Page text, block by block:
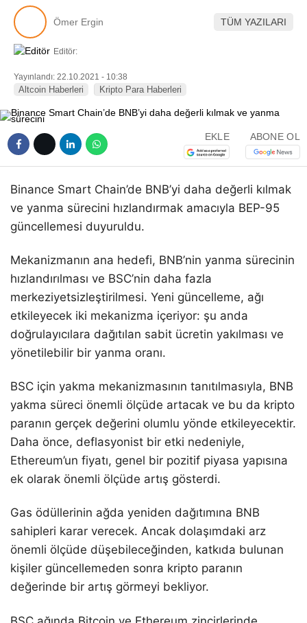
Ömer Ergin TÜM YAZILARI
Editör:
Yayınlandı: 22.10.2021 - 10:38
Altcoin Haberleri Kripto Para Haberleri
EKLE ABONE OL
Binance Smart Chain’de BNB’yi daha değerli kılmak
ve yanma sürecini hızlandırmak amacıyla BEP-95
güncellemesi duyuruldu.
Mekanizmanın ana hedefi, BNB’nin yanma sürecinin
hızlandırılması ve BSC’nin daha fazla
merkeziyetsizleştirilmesi. Yeni güncelleme, ağı
etkileyecek iki mekanizma içeriyor: şu anda
doğrulayıcılara dağıtılan sabit ücretin yakılması ve
yönetilebilir bir yanma oranı.
BSC için yakma mekanizmasının tanıtılmasıyla, BNB
yakma süreci önemli ölçüde artacak ve bu da kripto
paranın gerçek değerini olumlu yönde etkileyecektir.
Daha önce, deflasyonist bir etki nedeniyle,
Ethereum’un fiyatı, genel bir pozitif piyasa yapısına
ek olarak önemli ölçüde artış gösterdi.
Gas ödüllerinin ağda yeniden dağıtımına BNB
sahipleri karar verecek. Ancak dolaşımdaki arz
önemli ölçüde düşebileceğinden, katkıda bulunan
kişiler güncellemeden sonra kripto paranın
değerinde bir artış görmeyi bekliyor.